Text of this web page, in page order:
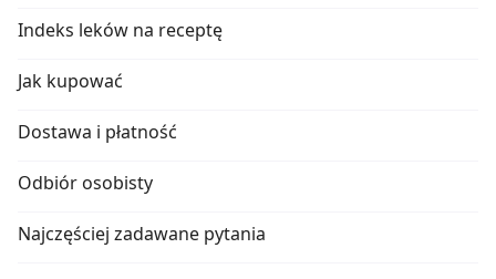
Indeks leków na receptę
Jak kupować
Dostawa i płatność
Odbiór osobisty
Najczęściej zadawane pytania